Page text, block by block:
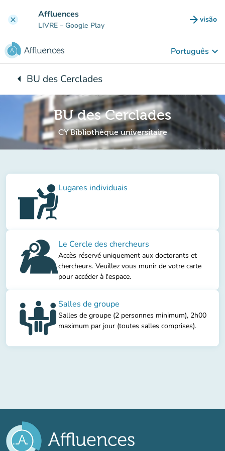
clear Affluences
LIVRE – Google Play arrow_forward visão
(novo
Português keyboard_arrow_down
arrow_leftVoltar para:
BU des Cerclades
BU des Cerclades
CY Bibliothèque universitaire
Lugares individuais
Le Cercle des chercheurs
Accès réservé uniquement aux doctorants et
chercheurs. Veuillez vous munir de votre carte
pour accéder à l'espace.
Salles de groupe
Salles de groupe (2 personnes minimum), 2h00
maximum par jour (toutes salles comprises).